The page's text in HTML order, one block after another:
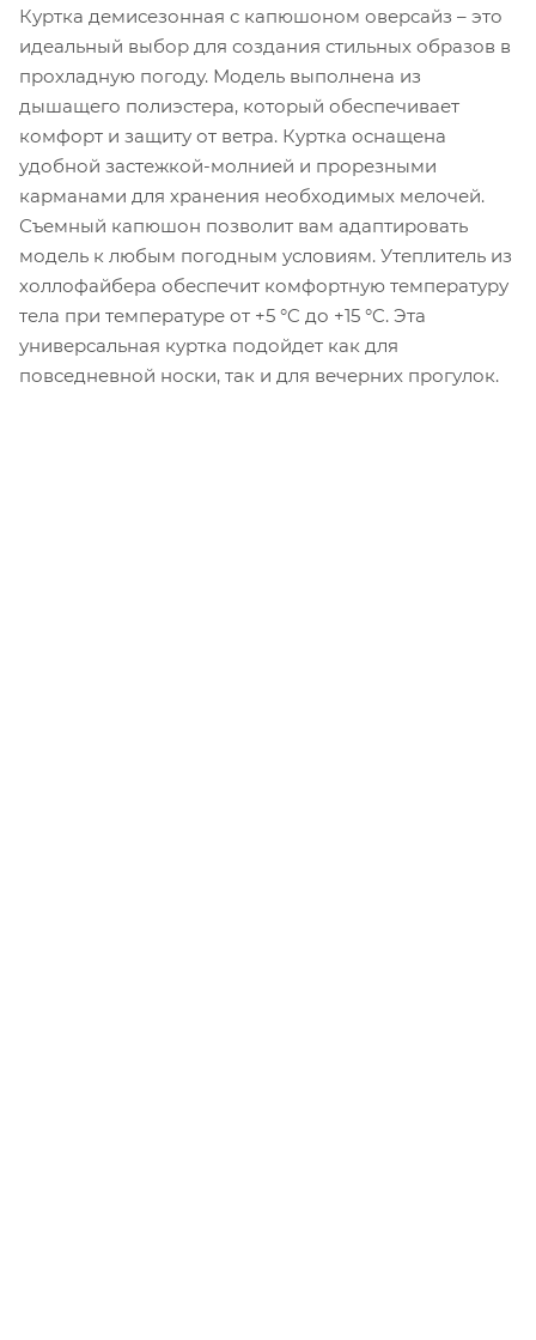
Куртка демисезонная с капюшоном оверсайз – это
идеальный выбор для создания стильных образов в
прохладную погоду. Модель выполнена из
дышащего полиэстера, который обеспечивает
комфорт и защиту от ветра. Куртка оснащена
удобной застежкой-молнией и прорезными
карманами для хранения необходимых мелочей.
Съемный капюшон позволит вам адаптировать
модель к любым погодным условиям. Утеплитель из
холлофайбера обеспечит комфортную температуру
тела при температуре от +5 °C до +15 °C. Эта
универсальная куртка подойдет как для
повседневной носки, так и для вечерних прогулок.